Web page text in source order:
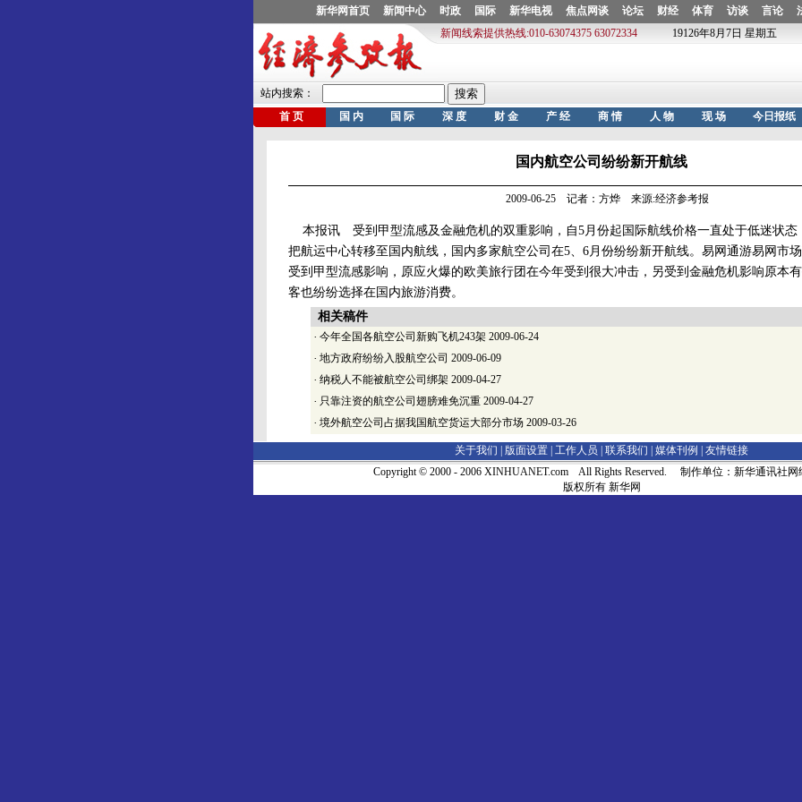
国内航空公司纷纷新开航线
2009-06-25 记者：方烨 来源:经济参考报
本报讯 受到甲型流感及金融危机的双重影响，自5月份起国际航线价格一直处于低迷状态
把航运中心转移至国内航线，国内多家航空公司在5、6月份纷纷新开航线。易网通游易网市
受到甲型流感影响，原应火爆的欧美旅行团在今年受到很大冲击，另受到金融危机影响原本
客也纷纷选择在国内旅游消费。
相关稿件
· 今年全国各航空公司新购飞机243架 2009-06-24
· 地方政府纷纷入股航空公司 2009-06-09
· 纳税人不能被航空公司绑架 2009-04-27
· 只靠注资的航空公司翅膀难免沉重 2009-04-27
· 境外航空公司占据我国航空货运大部分市场 2009-03-26
关于我们 | 版面设置 工作人员 联系我们 媒体刊例
友情链接
Copyright © 2000 - 2006 XINHUANET.com All Rights Reserved. 制作单位：新华通讯社网
版权所有 新华网